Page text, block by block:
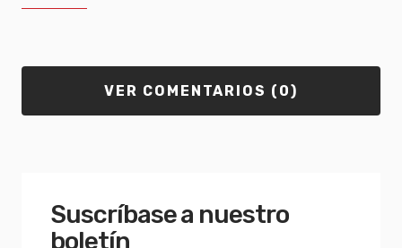
VER COMENTARIOS (0)
Suscríbase a nuestro
boletín